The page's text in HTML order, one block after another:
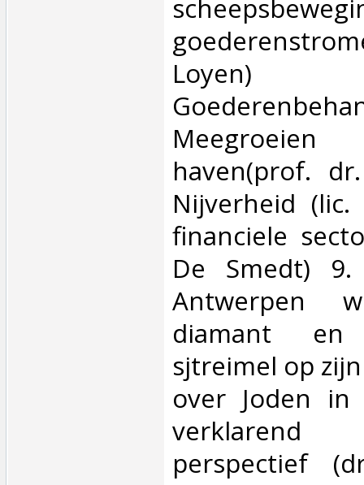
haven(prof.
Nijverheid
financiele
De Smedt)
Antwerpen
diamant
sjtreimel op
over Joden
perspectief